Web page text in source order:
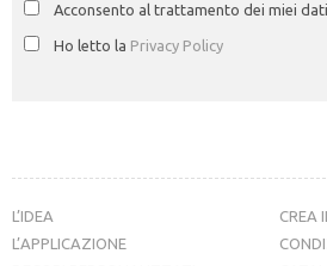
Acconsento al trattamento dei miei dati
Ho letto la Privacy Policy
L’IDEA
L’APPLICAZIONE
CREA